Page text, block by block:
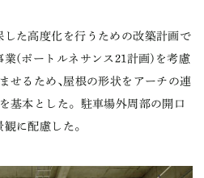
た高度化を行うための改築計画で
業(ポートルネサンス21計画)を考慮
せるため､屋根の形状をアーチの連
基本とした。駐車場外周部の開口
に配慮した。